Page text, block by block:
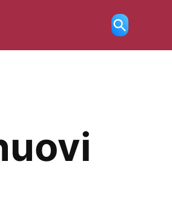
Ricerca
aperta